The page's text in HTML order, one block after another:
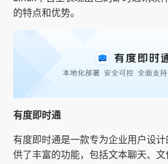
的特点和优势。
有度即时通
有度即时通是一款专为企业用户设计
供了丰富的功能，包括文本聊天、文